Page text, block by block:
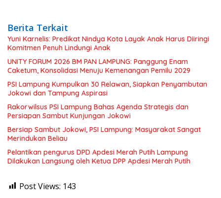
Berita Terkait
Yuni Karnelis: Predikat Nindya Kota Layak Anak Harus Diiringi
Komitmen Penuh Lindungi Anak
UNITY FORUM 2026 BM PAN LAMPUNG: Panggung Enam
Caketum, Konsolidasi Menuju Kemenangan Pemilu 2029
PSI Lampung Kumpulkan 30 Relawan, Siapkan Penyambutan
Jokowi dan Tampung Aspirasi
Rakorwilsus PSI Lampung Bahas Agenda Strategis dan
Persiapan Sambut Kunjungan Jokowi
Bersiap Sambut Jokowi, PSI Lampung: Masyarakat Sangat
Merindukan Beliau
Pelantikan pengurus DPD Apdesi Merah Putih Lampung
Dilakukan Langsung oleh Ketua DPP Apdesi Merah Putih
Post Views: 143